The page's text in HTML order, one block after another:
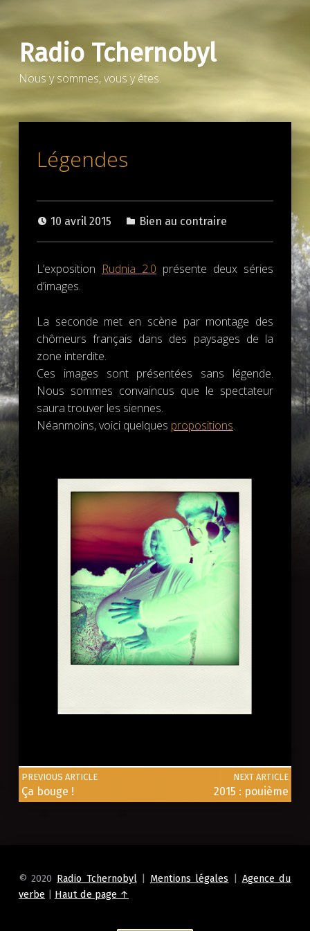
Radio Tchernobyl
Nous y sommes, vous y êtes.
Légendes
10 avril 2015 Bien au contraire
L’exposition Rudnia 2.0 présente deux séries
d’images.
La seconde met en scène par montage des
chômeurs français dans des paysages de la
zone interdite.
Ces images sont présentées sans légende.
Nous sommes convaincus que le spectateur
saura trouver les siennes.
Néanmoins, voici quelques propositions.
Post navigation
PREVIOUS ARTICLE
Ça bouge !
NEXT ARTICLE
2015 : pouième
© 2020 Radio Tchernobyl | Mentions légales | Agence du
verbe | Haut de page ↑